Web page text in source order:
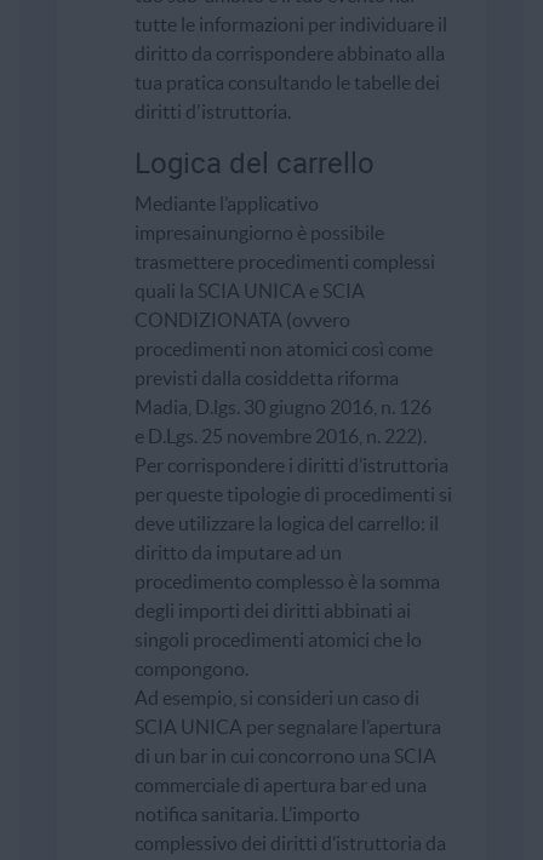
tutte le informazioni per individuare il
diritto da corrispondere abbinato alla
tua pratica consultando le tabelle dei
diritti d'istruttoria.
Logica del carrello
Mediante l’applicativo
impresainungiorno è possibile
trasmettere procedimenti complessi
quali la SCIA UNICA e SCIA
CONDIZIONATA (ovvero
procedimenti non atomici così come
previsti dalla cosiddetta riforma
Madia, D.lgs. 30 giugno 2016, n. 126
e D.Lgs. 25 novembre 2016, n. 222).
Per corrispondere i diritti d’istruttoria
per queste tipologie di procedimenti si
deve utilizzare la logica del carrello: il
diritto da imputare ad un
procedimento complesso è la somma
degli importi dei diritti abbinati ai
singoli procedimenti atomici che lo
compongono.
Ad esempio, si consideri un caso di
SCIA UNICA per segnalare l’apertura
di un bar in cui concorrono una SCIA
commerciale di apertura bar ed una
notifica sanitaria. L’importo
complessivo dei diritti d’istruttoria da